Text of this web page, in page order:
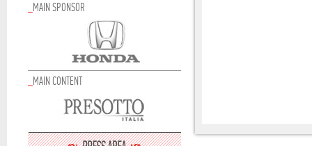
MAIN SPONSOR
MAIN CONTENT